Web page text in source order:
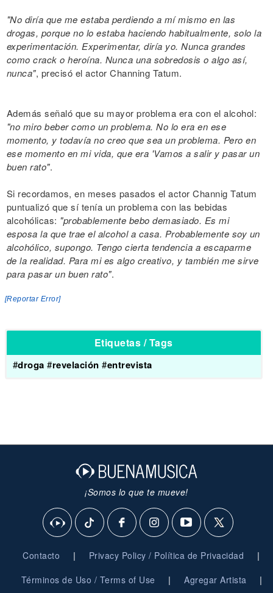
"No diría que me estaba perdiendo a mí mismo en las
drogas, porque no lo estaba haciendo habitualmente, solo la
experimentación. Experimentar, diría yo. Nunca grandes
como crack o heroína. Nunca una sobredosis o algo así,
nunca", precisó el actor Channing Tatum.
Además señaló que su mayor problema era con el alcohol:
"no miro beber como un problema. No lo era en ese
momento, y todavía no creo que sea un problema. Pero en
ese momento en mi vida, que era 'Vamos a salir y pasar un
buen rato".
Si recordamos, en meses pasados el actor Channig Tatum
puntualizó que sí tenía un problema con las bebidas
alcohólicas: "probablemente bebo demasiado. Es mi
esposa la que trae el alcohol a casa. Probablemente soy un
alcohólico, supongo. Tengo cierta tendencia a escaparme
de la realidad. Para mi es algo creativo, y también me sirve
para pasar un buen rato".
[Reportar Error]
Etiquetas / Tags
#droga #revelación #entrevista
¡Somos lo que te mueve!
Contacto | Privacy Policy / Política de Privacidad |
Términos de Uso / Terms of Use | Agregar Artista |